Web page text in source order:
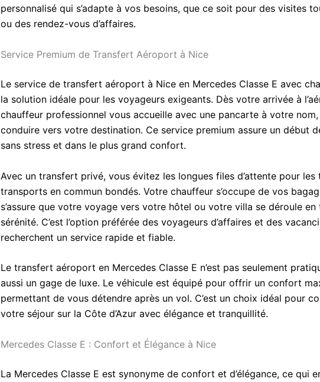
personnalisé qui s’adapte à vos besoins, que ce soit pour des visites
ou des rendez-vous d’affaires.
Service Premium de Transfert Aéroport à Nice
Le service de transfert aéroport à Nice en Mercedes Classe E avec
la solution idéale pour les voyageurs exigeants. Dès votre arrivée à
chauffeur professionnel vous accueille avec une pancarte à votre
conduire vers votre destination. Ce service premium assure un début
sans stress et dans le plus grand confort.
Avec un transfert privé, vous évitez les longues files d’attente pour les
transports en commun bondés. Votre chauffeur s’occupe de vos
s’assure que votre voyage vers votre hôtel ou votre villa se déroule en
sérénité. C’est l’option préférée des voyageurs d’affaires et des
recherchent un service rapide et fiable.
Le transfert aéroport en Mercedes Classe E n’est pas seulement
aussi un gage de luxe. Le véhicule est équipé pour offrir un confort
permettant de vous détendre après un vol. C’est un choix idéal pour
votre séjour sur la Côte d’Azur avec élégance et tranquillité.
Mercedes Classe E : Confort et Élégance à Nice
La Mercedes Classe E est synonyme de confort et d’élégance, ce qui